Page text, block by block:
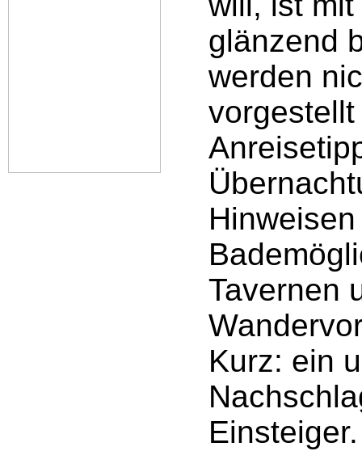
glänzend
werden
Tavernen
Kurz: ein
Einsteiger.